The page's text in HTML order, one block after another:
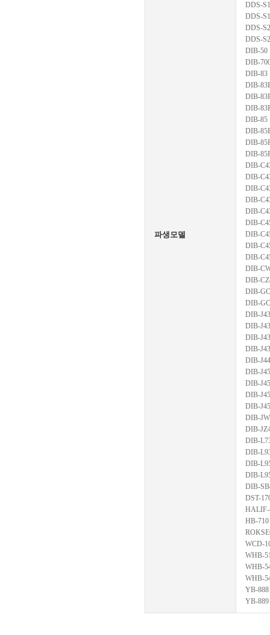
파생모델
DDS-
DDS-
DDS-
DDS-
DIB-50
DIB-
DIB-83
DIB-
DIB-
DIB-
DIB-85
DIB-
DIB-
DIB-
DIB-
DIB-
DIB-
DIB-
DIB-
DIB-
DIB-
DIB-
DIB-
DIB-
DIB-
DIB-
DIB-
DIB-
DIB-
DIB-
DIB-
DIB-
DIB-
DIB-
DIB-
DIB-
DIB-
DIB-
DIB-
DIB-
DIB-
DIB-
DIB-
DST-
HALIF-
HB-710
WCD-
WHB-
WHB-
WHB-
YB-888
YB-889